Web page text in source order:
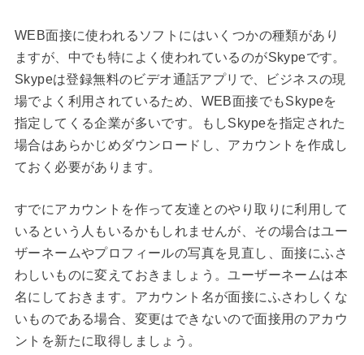
WEB面接に使われるソフトにはいくつかの種類があり
ますが、中でも特によく使われているのがSkypeです。
Skypeは登録無料のビデオ通話アプリで、ビジネスの現
場でよく利用されているため、WEB面接でもSkypeを
指定してくる企業が多いです。もしSkypeを指定された
場合はあらかじめダウンロードし、アカウントを作成し
ておく必要があります。
すでにアカウントを作って友達とのやり取りに利用して
いるという人もいるかもしれませんが、その場合はユー
ザーネームやプロフィールの写真を見直し、面接にふさ
わしいものに変えておきましょう。ユーザーネームは本
名にしておきます。アカウント名が面接にふさわしくな
いものである場合、変更はできないので面接用のアカウ
ントを新たに取得しましょう。